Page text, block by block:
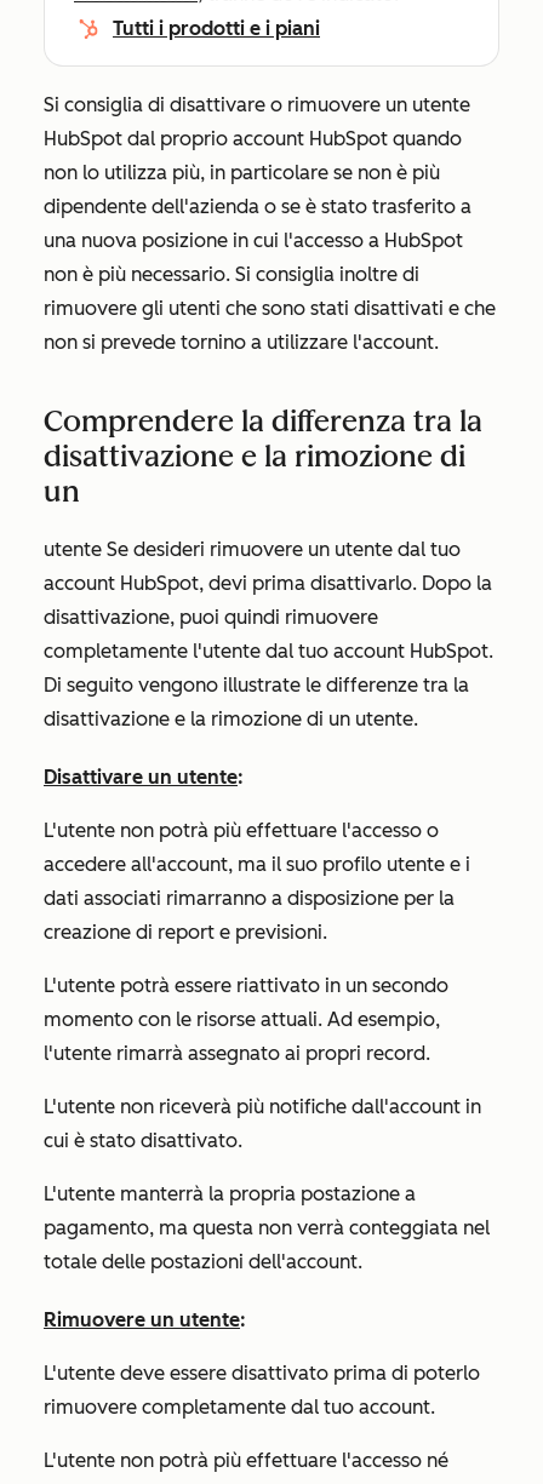
Tutti i prodotti e i piani
Si consiglia di disattivare o rimuovere un utente
HubSpot dal proprio account HubSpot quando
non lo utilizza più, in particolare se non è più
dipendente dell'azienda o se è stato trasferito a
una nuova posizione in cui l'accesso a HubSpot
non è più necessario. Si consiglia inoltre di
rimuovere gli utenti che sono stati disattivati e che
non si prevede tornino a utilizzare l'account.
Comprendere la differenza tra la
disattivazione e la rimozione di
un
utente Se desideri rimuovere un utente dal tuo
account HubSpot, devi prima disattivarlo. Dopo la
disattivazione, puoi quindi rimuovere
completamente l'utente dal tuo account HubSpot.
Di seguito vengono illustrate le differenze tra la
disattivazione e la rimozione di un utente.
Disattivare un utente:
L'utente non potrà più effettuare l'accesso o
accedere all'account, ma il suo profilo utente e i
dati associati rimarranno a disposizione per la
creazione di report e previsioni.
L'utente potrà essere riattivato in un secondo
momento con le risorse attuali. Ad esempio,
l'utente rimarrà assegnato ai propri record.
L'utente non riceverà più notifiche dall'account in
cui è stato disattivato.
L'utente manterrà la propria postazione a
pagamento, ma questa non verrà conteggiata nel
totale delle postazioni dell'account.
Rimuovere un utente:
L'utente deve essere disattivato prima di poterlo
rimuovere completamente dal tuo account.
L'utente non potrà più effettuare l'accesso né